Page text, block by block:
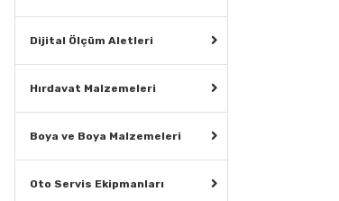
Dijital Ölçüm Aletleri
Hırdavat Malzemeleri
Boya ve Boya Malzemeleri
Oto Servis Ekipmanları